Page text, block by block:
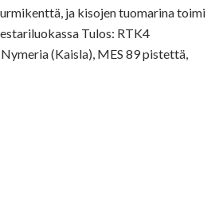
ja kisojen tuomarina toimi
Tulos: RTK4
(Kaisla), MES 89 pistettä,